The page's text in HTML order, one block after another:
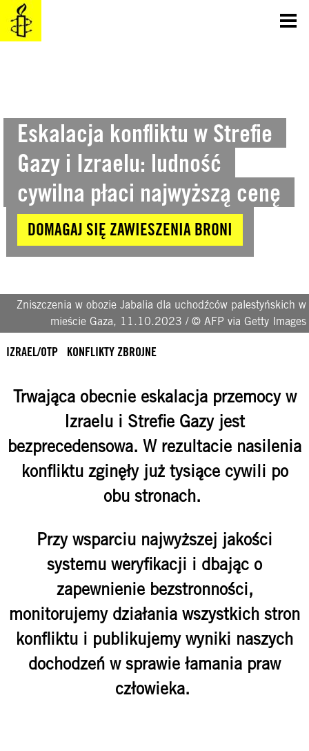
SKOCZ
DO
TREŚCI
Eskalacja konfliktu w Strefie
Gazy i Izraelu: ludność
cywilna płaci najwyższą cenę
DOMAGAJ SIĘ ZAWIESZENIA BRONI
Zniszczenia w obozie Jabalia dla uchodźców palestyńskich w
mieście Gaza, 11.10.2023 / © AFP via Getty Images
IZRAEL/OTP KONFLIKTY ZBROJNE
Trwająca obecnie eskalacja przemocy w
Izraelu i Strefie Gazy jest
bezprecedensowa. W rezultacie nasilenia
konfliktu zginęły już tysiące cywili po
obu stronach.
Przy wsparciu najwyższej jakości
systemu weryfikacji i dbając o
zapewnienie bezstronności,
monitorujemy działania wszystkich stron
konfliktu i publikujemy wyniki naszych
dochodzeń w sprawie łamania praw
człowieka.